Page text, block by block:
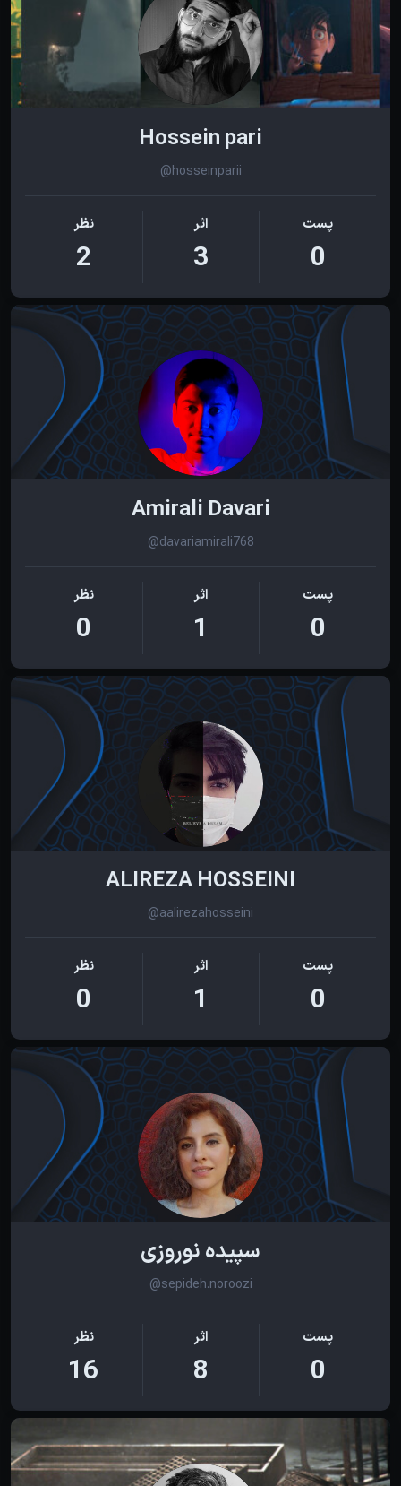
Hossein pari
@hosseinparii
پست
0
اثر
3
نظر
2
Amirali Davari
@davariamirali768
پست
0
اثر
1
نظر
0
ALIREZA HOSSEINI
@aalirezahosseini
پست
0
اثر
1
نظر
0
سپیده نوروزی
@sepideh.noroozi
پست
0
اثر
8
نظر
16